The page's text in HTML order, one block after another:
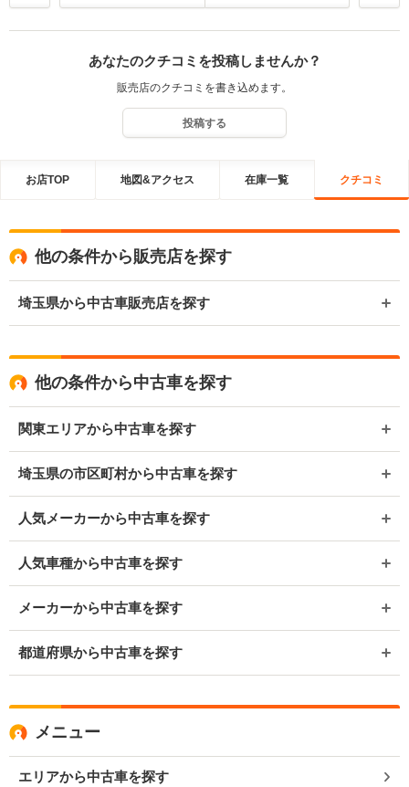
あなたのクチコミを投稿しませんか？
販売店のクチコミを書き込めます。
投稿する
お店TOP 地図&アクセス 在庫一覧 クチコミ
他の条件から販売店を探す
埼玉県から中古車販売店を探す
他の条件から中古車を探す
関東エリアから中古車を探す
埼玉県の市区町村から中古車を探す
人気メーカーから中古車を探す
人気車種から中古車を探す
メーカーから中古車を探す
都道府県から中古車を探す
メニュー
エリアから中古車を探す